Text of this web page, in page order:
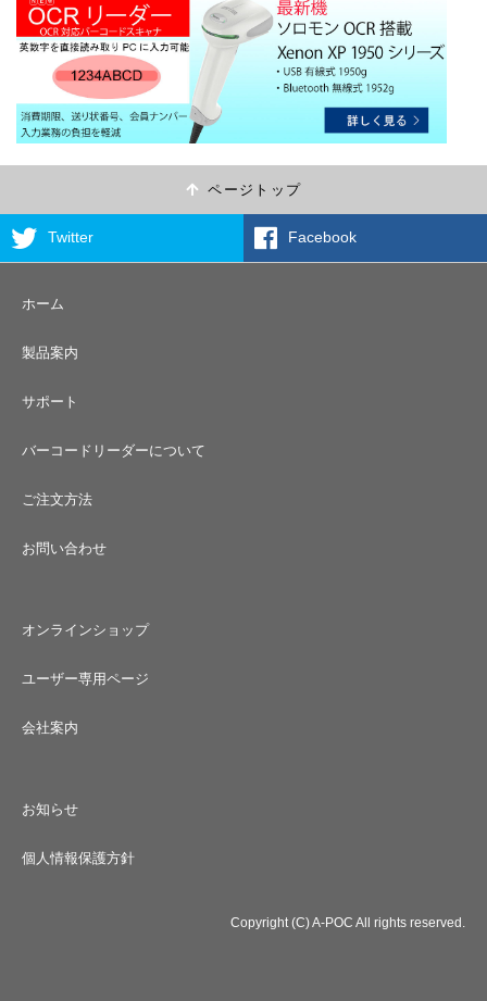
ページトップ
Twitter Facebook
ホーム
製品案内
サポート
バーコードリーダーについて
ご注文方法
お問い合わせ
オンラインショップ
ユーザー専用ページ
会社案内
お知らせ
個人情報保護方針
Copyright (C) A-POC All rights reserved.